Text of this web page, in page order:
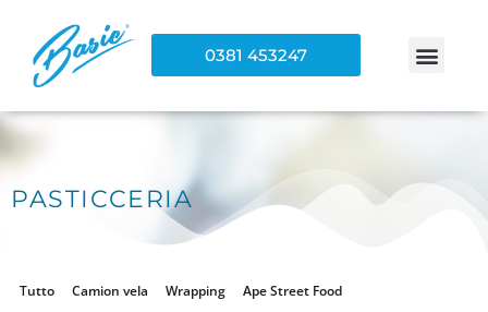
0381 453247
PASTICCERIA
Tutto Camion vela Wrapping Ape Street Food